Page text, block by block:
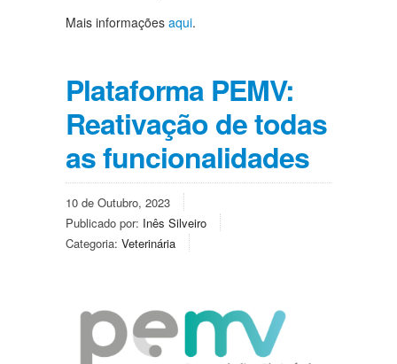
Mais informações aqui.
Plataforma PEMV:
Reativação de todas
as funcionalidades
10 de Outubro, 2023
Publicado por: Inês Silveiro
Categoria: Veterinária